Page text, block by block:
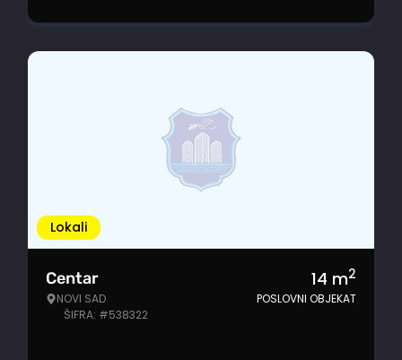
Lokali
Centar
NOVI SAD
ŠIFRA: #538322
14 m2
POSLOVNI OBJEKAT